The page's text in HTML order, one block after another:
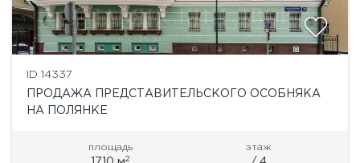
ID 14337
ПРОДАЖА ПРЕДСТАВИТЕЛЬСКОГО ОСОБНЯКА
НА ПОЛЯНКЕ
площадь
2
этаж